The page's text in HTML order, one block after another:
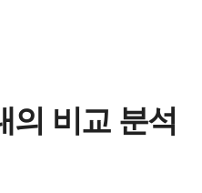
의 비교 분석